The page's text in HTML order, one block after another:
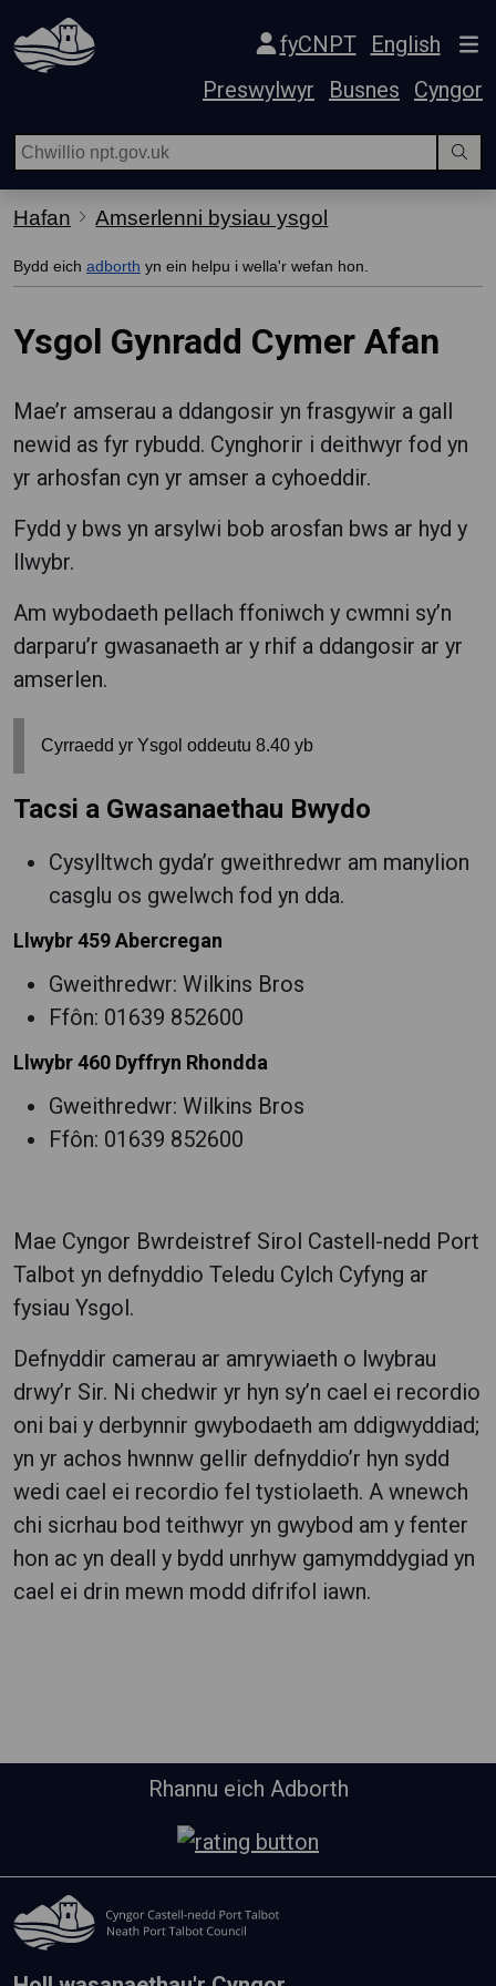
Hepgor gwe-lywio
fyCNPT
English
Preswylwyr
Busnes Cyngor
Hafan Amserlenni bysiau ysgol
Bydd eich adborth yn ein helpu i wella'r wefan hon.
Ysgol Gynradd Cymer Afan
Mae’r amserau a ddangosir yn frasgywir a gall
newid as fyr rybudd. Cynghorir i deithwyr fod yn
yr arhosfan cyn yr amser a cyhoeddir.
Fydd y bws yn arsylwi bob arosfan bws ar hyd y
llwybr.
Am wybodaeth pellach ffoniwch y cwmni sy’n
darparu’r gwasanaeth ar y rhif a ddangosir ar yr
amserlen.
Cyrraedd yr Ysgol oddeutu 8.40 yb
Tacsi a Gwasanaethau Bwydo
Cysylltwch gyda’r gweithredwr am manylion
casglu os gwelwch fod yn dda.
Llwybr 459 Abercregan
Gweithredwr: Wilkins Bros
Ffôn: 01639 852600
Llwybr 460 Dyffryn Rhondda
Gweithredwr: Wilkins Bros
Ffôn: 01639 852600
Mae Cyngor Bwrdeistref Sirol Castell-nedd Port
Talbot yn defnyddio Teledu Cylch Cyfyng ar
fysiau Ysgol.
Defnyddir camerau ar amrywiaeth o lwybrau
drwy’r Sir. Ni chedwir yr hyn sy’n cael ei recordio
oni bai y derbynnir gwybodaeth am ddigwyddiad;
yn yr achos hwnnw gellir defnyddio’r hyn sydd
wedi cael ei recordio fel tystiolaeth. A wnewch
chi sicrhau bod teithwyr yn gwybod am y fenter
hon ac yn deall y bydd unrhyw gamymddygiad yn
cael ei drin mewn modd difrifol iawn.
Rhannu eich Adborth